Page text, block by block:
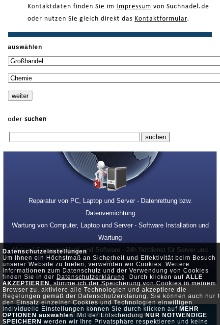
Datenschutzeinstellungen
Um Ihnen ein Höchstmaß an Sicherheit und Effektivität beim Besuch
unserer Website zu bieten, verwenden wir Cookies. Weitere
Informationen zum Datenschutz und der Verwendung von Cookies
finden Sie in der Datenschutzerklärung . Durch klicken auf ALLE
AKZEPTIEREN, stimme ich der Speicherung von Cookies in meinem
Browser zu, aktiviere alle Technologien und akzeptiere die
Regelungen gemäß der Datenschutzerklärung. Sie können auch nur
den Einsatz einzelner Cookies und Technologien einwilligen.
Individuelle Einstellungen können Sie durch klicken auf MEHR
OPTIONEN auswählen. Mit der EntscheidungNUR NOTWENDIGE
SPEICHERN werden wir Ihre Privatsphäre respektieren und keine
Kontaktdaten finden Sie im
Impressum von Suchnadel.de
oder nutzen Sie gleich direkt das Kontaktformular.
auswählen
oder suchen
Reparatur von PC, Laptop und Server - Datenrettung bzw.
Datenvernichtung
Wartung von Computer, Laptop und Server - Software Installation und
Wartung
Verkauf Computer Hard- und Software - 24h Notdienst für Server und
PC
Datenschutz •Impressum